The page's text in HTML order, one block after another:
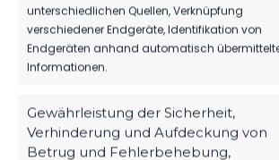
unterschiedlichen Quellen, Verknüpfung
verschiedener Endgeräte, Identifikation von
Endgeräten anhand automatisch
Informationen.
Gewährleistung der Sicherheit,
Verhinderung und Aufdeckung von
Betrug und Fehlerbehebung,
OFFIZIELLE VEREINSSEITE
DEIN HEIMSPIEL. DEIN FSV.